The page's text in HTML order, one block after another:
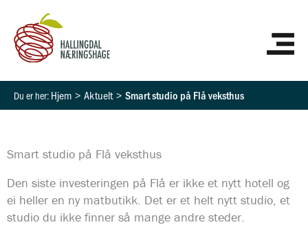
innholdet
Hjem Aktuelt Smart studio på Flå veksthus
Smart studio på Flå veksthus
Den siste investeringen på Flå er ikke et nytt hotell og
ei heller en ny matbutikk. Det er et helt nytt studio, et
studio du ikke finner så mange andre steder.